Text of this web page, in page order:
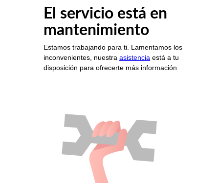
El servicio está en
mantenimiento
Estamos trabajando para ti. Lamentamos los
inconvenientes, nuestra asistencia está a tu
disposición para ofrecerte más información